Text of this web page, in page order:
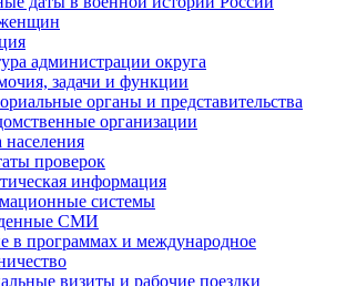
администрации округа
задачи и функции
органы и представительства
организации
населения
проверок
информация
системы
СМИ
в программах и международное
визиты и рабочие поездки